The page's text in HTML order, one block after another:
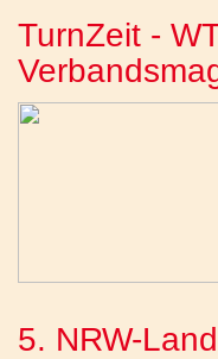
TurnZeit -
5. NRW-